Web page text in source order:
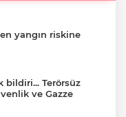
yangın riskine
bildiri... Terörsüz
ve Gazze